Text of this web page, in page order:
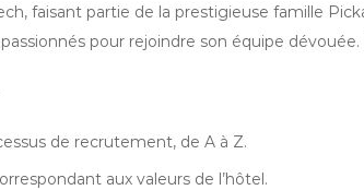
faisant partie de la prestigieuse famille
pour rejoindre son équipe
de recrutement, de A à Z.
aux valeurs de l’hôtel.